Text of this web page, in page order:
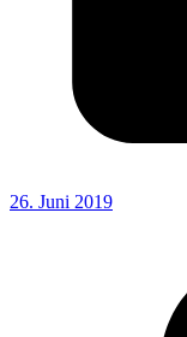
26. Juni 2019